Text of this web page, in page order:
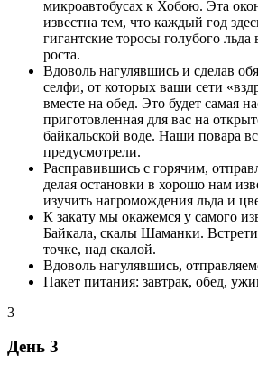
микроавтобусах к Хобою. Эта
известна тем, что каждый год
гигантские торосы голубого
роста.
Вдоволь нагулявшись и сделав
селфи, от которых ваши сети
вместе на обед. Это будет самая
приготовленная для вас на
байкальской воде. Наши повара
предусмотрели.
Расправившись с горячим,
делая остановки в хорошо нам
изучить нагромождения льда и
К закату мы окажемся у самого
Байкала, скалы Шаманки.
точке, над скалой.
Вдоволь нагулявшись,
Пакет питания: завтрак, обед,
3
День 3